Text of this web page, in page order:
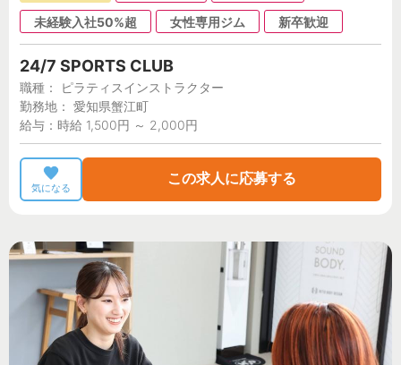
未経験入社50%超
女性専用ジム 新卒歓迎
24/7 SPORTS CLUB
職種： ピラティスインストラクター
勤務地： 愛知県蟹江町
給与：時給 1,500円 ～ 2,000円
気になる
この求人に応募する